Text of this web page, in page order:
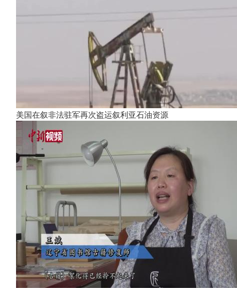
美国在叙非法驻军再次盗运叙利亚石油资源